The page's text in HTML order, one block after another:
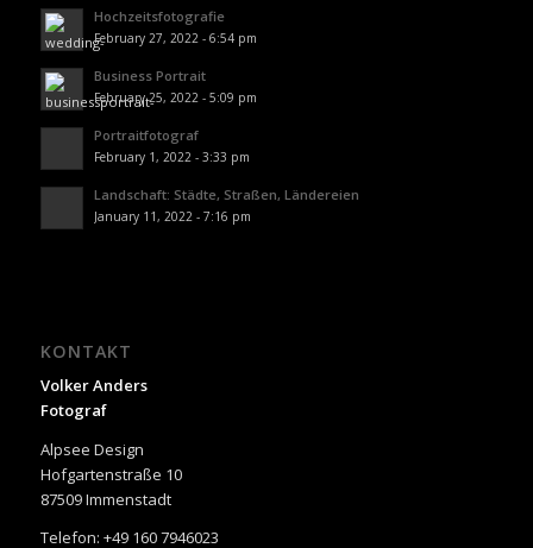
Hochzeitsfotografie
February 27, 2022 - 6:54 pm
Business Portrait
February 25, 2022 - 5:09 pm
Portraitfotograf
February 1, 2022 - 3:33 pm
Landschaft: Städte, Straßen, Ländereien
January 11, 2022 - 7:16 pm
KONTAKT
Volker Anders
Fotograf
Alpsee Design
Hofgartenstraße 10
87509 Immenstadt
Telefon: +49 160 7946023